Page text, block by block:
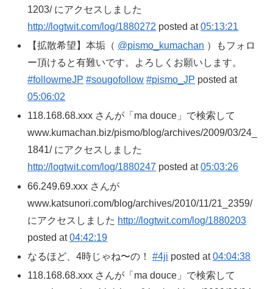
1203/ にアクセスしました
http://logtwit.com/log/1880272 posted at05:13:21
【拡散希望】本垢（ @pismo_kumachan ）もフォロ
ー頂けると有難いです。よろしくお願いします。
#followmeJP #sougofollow #pismo_JP posted at
05:06:02
118.168.68.xxx さんが「ma douce」で検索して
www.kumachan.biz/pismo/blog/archives/2009/03/24_
1841/ にアクセスしました
http://logtwit.com/log/1880247 posted at05:03:26
66.249.69.xxx さんが
www.katsunori.com/blog/archives/2010/11/21_2359/
にアクセスしました http://logtwit.com/log/1880203
posted at04:42:19
なるほど、4時じゃね〜の！#4ji posted at04:04:38
118.168.68.xxx さんが「ma douce」で検索して